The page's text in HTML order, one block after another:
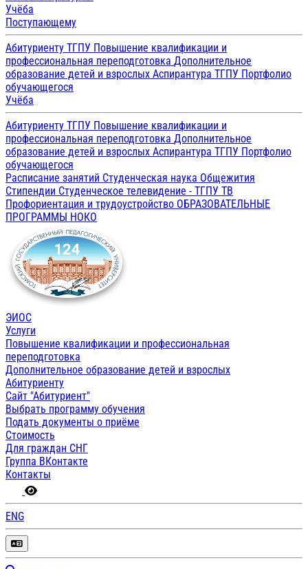
Учёба
Поступающему
Абитуриенту ТГПУ Повышение квалификации и
профессиональная переподготовка Дополнительное
образование детей и взрослых Аспирантура ТГПУ Портфолио
обучающегося
Учёба
Абитуриенту ТГПУ Повышение квалификации и
профессиональная переподготовка Дополнительное
образование детей и взрослых Аспирантура ТГПУ Портфолио
обучающегося
Расписание занятий Студенческая наука Общежития
Стипендии Студенческое телевидение - ТГПУ ТВ
Профориентация и трудоустройство ОБРАЗОВАТЕЛЬНЫЕ
ПРОГРАММЫ НОКО
ЭИОС
Услуги
Повышение квалификации и профессиональная
переподготовка
Дополнительное образование детей и взрослых
Абитуриенту
Сайт "Абитуриент"
Выбрать программу обучения
Подать документы о приёме
Стоимость
Для граждан СНГ
Группа ВКонтакте
Контакты
ENG